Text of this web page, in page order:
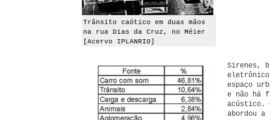
Trânsito caótico em duas mãos
na rua Dias da Cruz, no Méier
[Acervo IPLANRIO]
Sirenes,
espaço
e não há
acústico.
abordou a